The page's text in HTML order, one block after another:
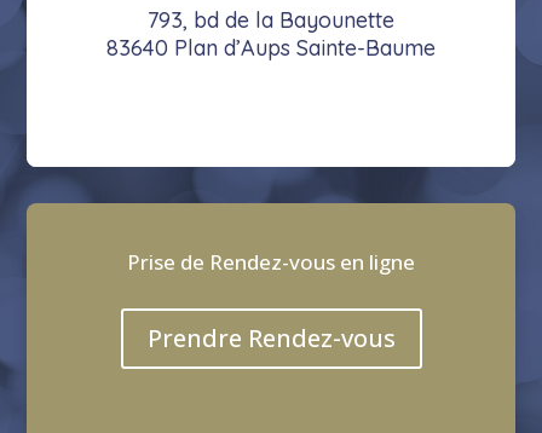
793, bd de la Bayounette
83640 Plan d’Aups Sainte-Baume
Prise de Rendez-vous en ligne
Prendre Rendez-vous